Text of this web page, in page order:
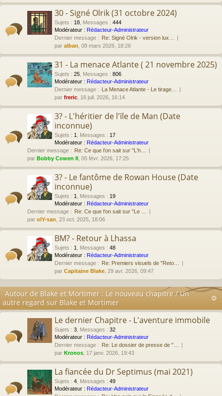
30 - Signé Olrik (31 octobre 2024)
Sujets : 18 Messages : 444
Modérateur : Rédacteur-Administrateur
Dernier message : Re: Signé Olrik - version lux…
par alban , 08 mars 2026, 18:26
31 - La menace Atlante ( 21 novembre 2025)
Sujets : 25 Messages : 806
Modérateur : Rédacteur-Administrateur
Dernier message : La Menace Atlante - Le tirage…
par freric , 16 juil. 2026, 16:14
3? - L'héritier de l'ïle de Man (Date
inconnue)
Sujets : 1 Messages : 17
Modérateur : Rédacteur-Administrateur
Dernier message : Re: Ce que l'on sait sur "L'h…
par Bobby Cowen II , 05 févr. 2026, 17:25
3? - Le fantôme de Rowan House (Date
inconnue)
Sujets : 1 Messages : 19
Modérateur : Rédacteur-Administrateur
Dernier message : Re: Ce que l'on sait sur "Le …
par olY-san , 23 oct. 2025, 18:06
BM? - Retour à Lhassa
Sujets : 1 Messages : 48
Modérateur : Rédacteur-Administrateur
Dernier message : Re: Premiers visuels de "Reto…
par Capitaine Blake , 29 avr. 2026, 09:47
Autour de Blake et Mortimer : Le nouveau chapitre / Un
autre regard sur Blake et Mortimer
Le dernier Chapitre - L'aventure immobile
Sujets : 3 Messages : 32
Modérateur : Rédacteur-Administrateur
Dernier message : Re: Le dossier de presse de "…
par Kronos , 17 janv. 2026, 19:43
La fiancée du Dr Septimus (mai 2021)
Sujets : 4 Messages : 49
Modérateur : Rédacteur-Administrateur